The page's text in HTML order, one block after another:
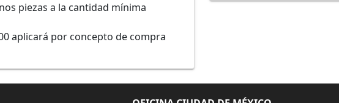
piezas a la cantidad mínima
aplicará por concepto de compra